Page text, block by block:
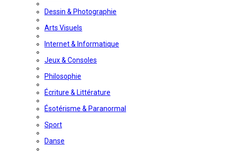
Dessin & Photographie
Arts Visuels
Internet & Informatique
Jeux & Consoles
Philosophie
Écriture & Littérature
Ésotérisme & Paranormal
Sport
Danse